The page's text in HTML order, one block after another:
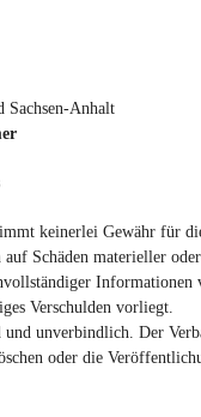
Sachsen-Anhalt
keinerlei Gewähr für
auf Schäden materieller
Informationen
Verschulden vorliegt.
unverbindlich. Der
oder die